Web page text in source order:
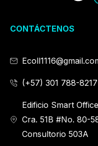
CONTÁCTENOS
(+57) 301 788-8217
Edificio Smart
Cra. 51B #No. 80-
Consultorio 503A